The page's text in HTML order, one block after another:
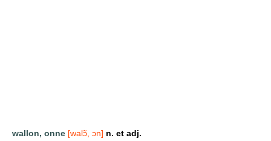
wallon, onne [walɔ̃, ɔn] n. et adj.